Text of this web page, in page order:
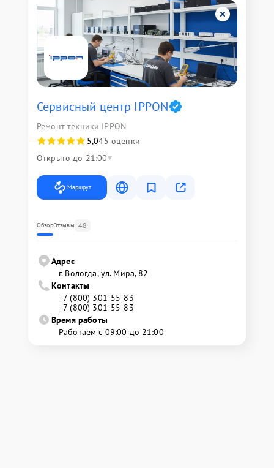
Сервисный центр IPPON
Ремонт техники IPPON
5,045 оценки
Открыто до 21:00
Маршрут
ОбзорОтзывы 48
Адрес
г. Вологда, ул. Мира, 82
Контакты
+7 (800) 301-55-83
+7 (800) 301-55-83
Время работы
Работаем с 09:00 до 21:00